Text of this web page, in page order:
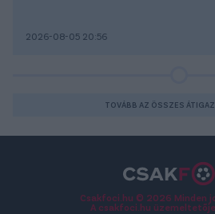
2026-08-05 20:56
TOVÁBB AZ ÖSSZES
Csakfoci.hu © 2026 Minden
A csakfoci.hu